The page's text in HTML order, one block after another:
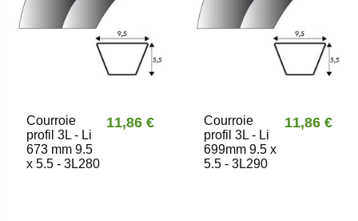
Courroie
profil 3L - Li
673 mm 9.5
x 5.5 - 3L280
11,86 €
Courroie
profil 3L - Li
699mm 9.5 x
5.5 - 3L290
11,86 €